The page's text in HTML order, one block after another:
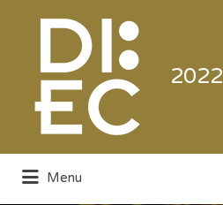
2022
Buscar
Menu